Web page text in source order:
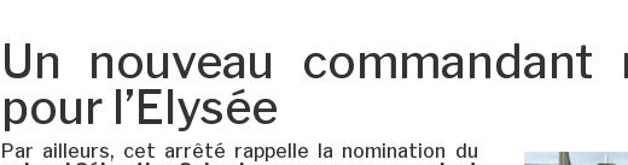
Un nouveau commandant
pour l’Elysée
Par ailleurs, cet arrêté rappelle la nomination du